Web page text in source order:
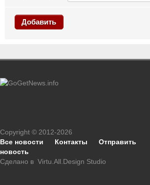
Добавить
Copyright © 2012-2026
Все новости
Контакты
Отправить
новость
Сделано в Virtu.All.Design Studio